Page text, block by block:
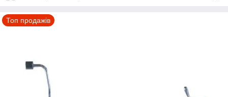
Топ продажів